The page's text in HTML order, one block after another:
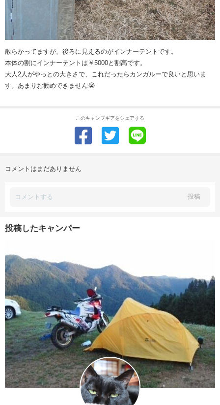
散らかってますが、後ろに見えるのがインナーテントです。
本体の割にインナーテントは￥5000と割高です。
大人2人がやっとの大きさで、これだったらカンガルーで良いと思いま
す。あまりお勧めできません😭
このキャンプギアをシェアする
コメントはまだありません
投稿
投稿したキャンパー